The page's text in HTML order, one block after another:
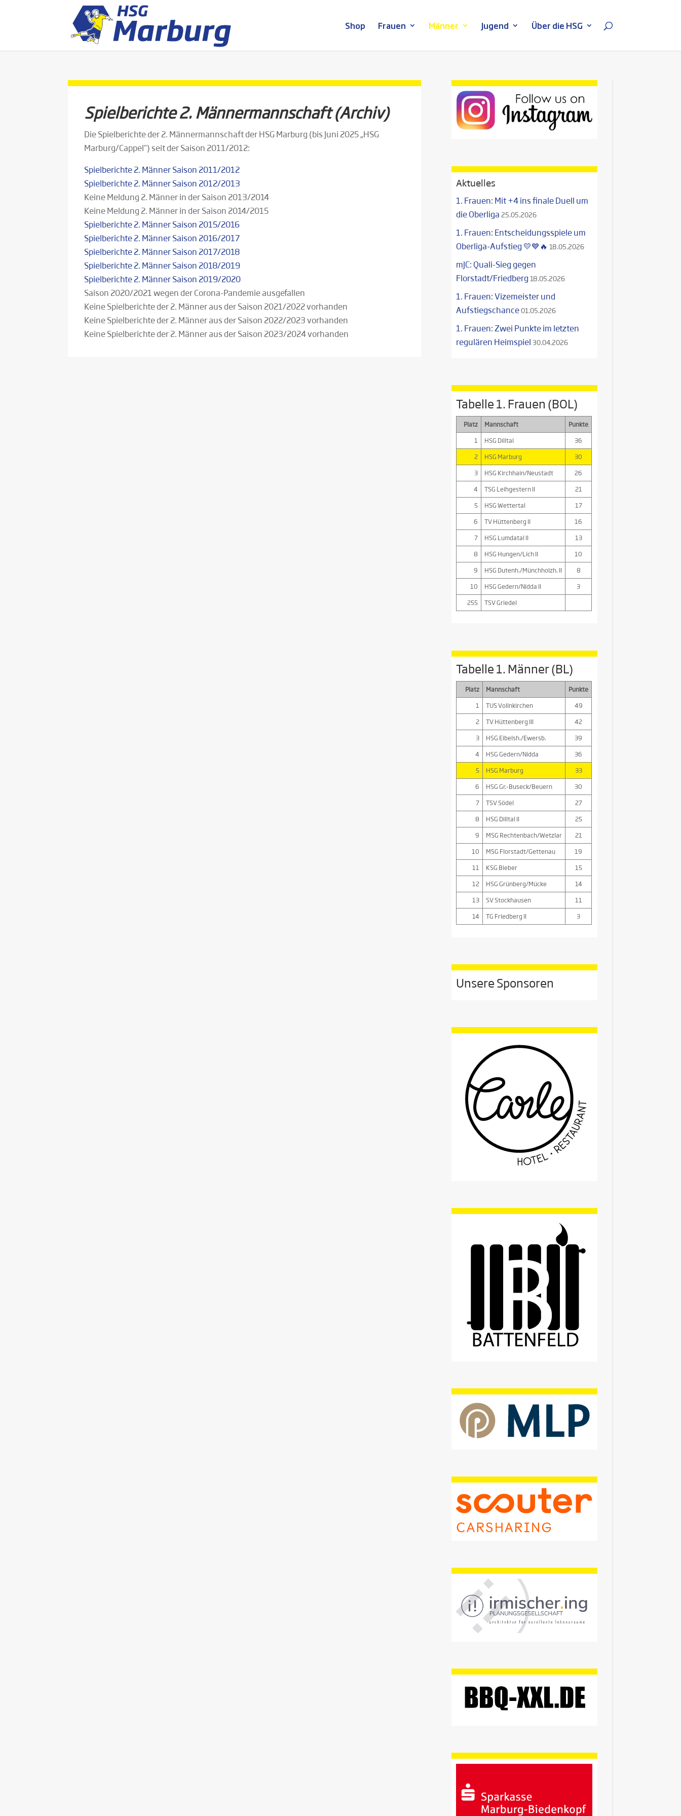
Shop Frauen Männer Jugend Über die HSG
Spielberichte 2. Männermannschaft (Archiv)
Die Spielberichte der 2. Männermannschaft der HSG Marburg (bis Juni 2025 „HSG
Marburg/Cappel“) seit der Saison 2011/2012:
Spielberichte 2. Männer Saison 2011/2012
Spielberichte 2. Männer Saison 2012/2013
Keine Meldung 2. Männer in der Saison 2013/2014
Keine Meldung 2. Männer in der Saison 2014/2015
Spielberichte 2. Männer Saison 2015/2016
Spielberichte 2. Männer Saison 2016/2017
Spielberichte 2. Männer Saison 2017/2018
Spielberichte 2. Männer Saison 2018/2019
Spielberichte 2. Männer Saison 2019/2020
Saison 2020/2021 wegen der Corona-Pandemie ausgefallen
Keine Spielberichte der 2. Männer aus der Saison 2021/2022 vorhanden
Keine Spielberichte der 2. Männer aus der Saison 2022/2023 vorhanden
Keine Spielberichte der 2. Männer aus der Saison 2023/2024 vorhanden
Aktuelles
1. Frauen: Mit +4 ins finale Duell um
die Oberliga 25.05.2026
1. Frauen: Entscheidungsspiele um
Oberliga-Aufstieg 💛💙🔥 18.05.2026
mJC: Quali-Sieg gegen
Florstadt/Friedberg 18.05.2026
1. Frauen: Vizemeister und
Aufstiegschance01.05.2026
1. Frauen: Zwei Punkte im letzten
regulären Heimspiel 30.04.2026
Tabelle 1. Frauen (BOL)
Platz Mannschaft
Punkte
1
HSG Dilltal
36
2
HSG Marburg
30
3
HSG Kirchhain/Neustadt
26
4
TSG Leihgestern II
21
5
HSG Wettertal
17
6
TV Hüttenberg II
16
7
HSG Lumdatal II
13
8
HSG Hungen/Lich II
10
9
HSG Dutenh./Münchholzh. II
8
10
HSG Gedern/Nidda II
3
255
TSV Griedel
Tabelle 1. Männer (BL)
Platz Mannschaft
Punkte
1
TUS Vollnkirchen
49
2
TV Hüttenberg III
42
3
HSG Eibelsh./Ewersb.
39
4
HSG Gedern/Nidda
36
5
HSG Marburg
33
6
HSG Gr.-Buseck/Beuern
30
7
TSV Södel
27
8
HSG Dilltal II
25
9
MSG Rechtenbach/Wetzlar
21
10
MSG Florstadt/Gettenau
19
11
KSG Bieber
15
12
HSG Grünberg/Mücke
14
13
SV Stockhausen
11
14
TG Friedberg II 3
Unsere Sponsoren